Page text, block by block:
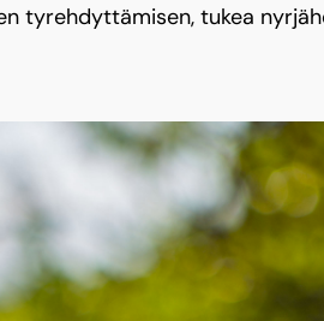
tyrehdyttämisen, tukea